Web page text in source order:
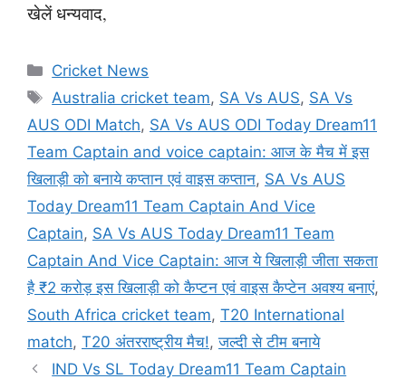
खेलें धन्यवाद,
Categories
Cricket News
Tags
Australia cricket team, SA Vs AUS, SA Vs
AUS ODI Match, SA Vs AUS ODI Today Dream11
Team Captain and voice captain: आज के मैच में इस
खिलाड़ी को बनाये कप्तान एवं वाइस कप्तान, SA Vs AUS
Today Dream11 Team Captain And Vice
Captain, SA Vs AUS Today Dream11 Team
Captain And Vice Captain: आज ये खिलाड़ी जीता सकता
है ₹2 करोड़ इस खिलाड़ी को कैप्टन एवं वाइस कैप्टेन अवश्य बनाएं,
South Africa cricket team, T20 International
match, T20 अंतरराष्ट्रीय मैच!,जल्दी से टीम बनाये
IND Vs SL Today Dream11 Team Captain